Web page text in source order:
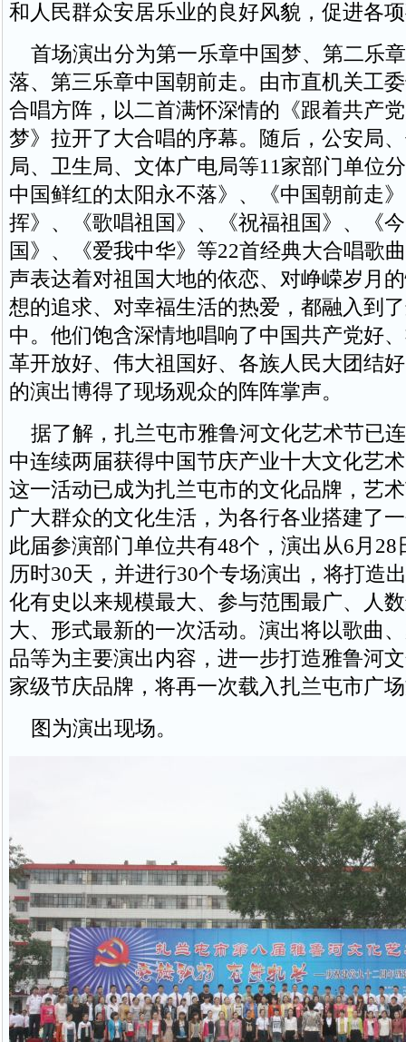
和人民群众安居乐业的良好风貌，促进各
首场演出分为第一乐章中国梦、第二乐
落、第三乐章中国朝前走。由市直机关工
合唱方阵，以二首满怀深情的《跟着共产
梦》拉开了大合唱的序幕。随后，公安局
局、卫生局、文体广电局等11家部门单位
中国鲜红的太阳永不落》、《中国朝前走
挥》、《歌唱祖国》、《祝福祖国》、《
国》、《爱我中华》等22首经典大合唱歌
声表达着对祖国大地的依恋、对峥嵘岁月
想的追求、对幸福生活的热爱，都融入到
中。他们饱含深情地唱响了中国共产党好
革开放好、伟大祖国好、各族人民大团结
的演出博得了现场观众的阵阵掌声。
据了解，扎兰屯市雅鲁河文化艺术节已
中连续两届获得中国节庆产业十大文化艺
这一活动已成为扎兰屯市的文化品牌，艺
广大群众的文化生活，为各行各业搭建了
此届参演部门单位共有48个，演出从6月28
历时30天，并进行30个专场演出，将打造
化有史以来规模最大、参与范围最广、人
大、形式最新的一次活动。演出将以歌曲
品等为主要演出内容，进一步打造雅鲁河
家级节庆品牌，将再一次载入扎兰屯市广
图为演出现场。